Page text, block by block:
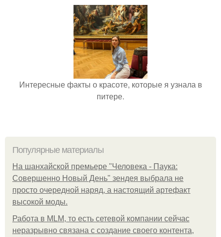
Интересные факты о красоте, которые я узнала в
питере.
Популярные материалы
На шанхайской премьере "Человека - Паука:
Совершенно Новый День" зендея выбрала не
просто очередной наряд, а настоящий артефакт
высокой моды.
Работа в MLM, то есть сетевой компании сейчас
неразрывно связана с создание своего контента,